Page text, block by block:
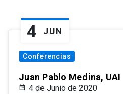
4 JUN
Conferencias
Juan Pablo Medina, UAI
4 de Junio de 2020